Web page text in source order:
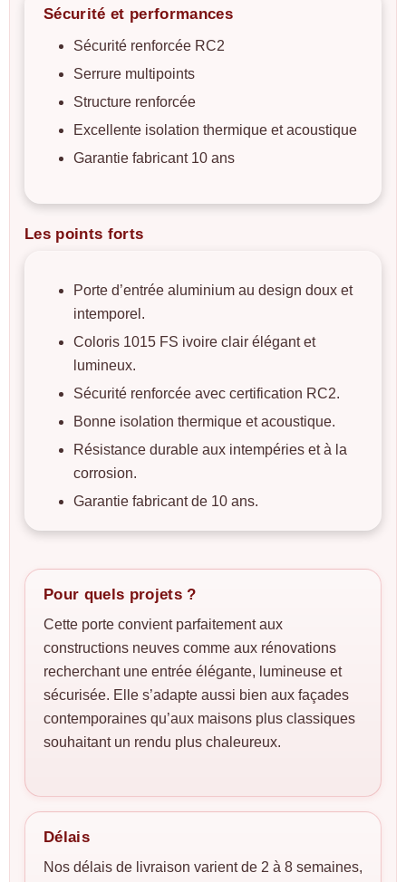
Sécurité et performances
Sécurité renforcée RC2
Serrure multipoints
Structure renforcée
Excellente isolation thermique et acoustique
Garantie fabricant 10 ans
Les points forts
Porte d’entrée aluminium au design doux et
intemporel.
Coloris 1015 FS ivoire clair élégant et
lumineux.
Sécurité renforcée avec certification RC2.
Bonne isolation thermique et acoustique.
Résistance durable aux intempéries et à la
corrosion.
Garantie fabricant de 10 ans.
Pour quels projets ?
Cette porte convient parfaitement aux
constructions neuves comme aux rénovations
recherchant une entrée élégante, lumineuse et
sécurisée. Elle s’adapte aussi bien aux façades
contemporaines qu’aux maisons plus classiques
souhaitant un rendu plus chaleureux.
Délais
Nos délais de livraison varient de 2 à 8 semaines,